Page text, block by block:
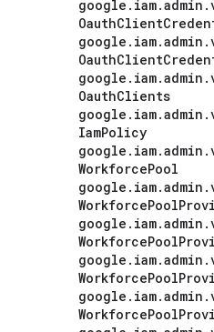
google . iam.admin .
OauthClient
google . iam.admin .
OauthClient
google . iam.admin .
OauthClients
google . iam.admin .
IamPolicy
google . iam.admin .
WorkforcePool
google . iam.admin .
WorkforcePool
google . iam.admin .
WorkforcePool
google . iam.admin .
WorkforcePool
google . iam.admin .
WorkforcePool